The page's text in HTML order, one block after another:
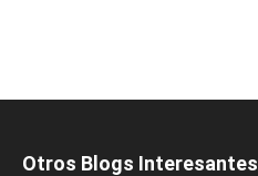
Otros Blogs Interesantes